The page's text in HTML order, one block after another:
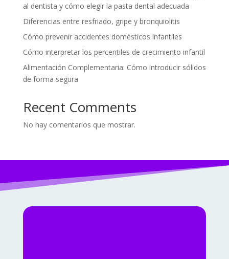
al dentista y cómo elegir la pasta dental adecuada
Diferencias entre resfriado, gripe y bronquiolitis
Cómo prevenir accidentes domésticos infantiles
Cómo interpretar los percentiles de crecimiento infantil
Alimentación Complementaria: Cómo introducir sólidos
de forma segura
Recent Comments
No hay comentarios que mostrar.